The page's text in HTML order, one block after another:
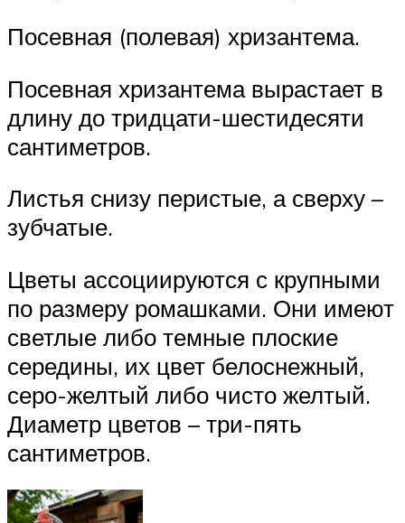
Посевная (полевая) хризантема.
Посевная хризантема вырастает в
длину до тридцати-шестидесяти
сантиметров.
Листья снизу перистые, а сверху –
зубчатые.
Цветы ассоциируются с крупными
по размеру ромашками. Они имеют
светлые либо темные плоские
середины, их цвет белоснежный,
серо-желтый либо чисто желтый.
Диаметр цветов – три-пять
сантиметров.